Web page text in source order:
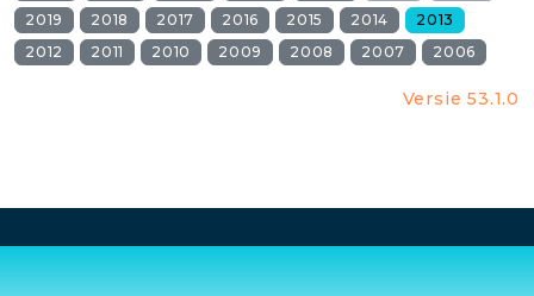
2019
2018 2017 2016 2015 2014
2013
2012
2011 2010 2009 2008 2007 2006
Versie 53.1.0